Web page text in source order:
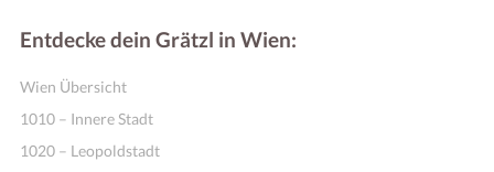
Entdecke dein Grätzl in Wien:
Wien Übersicht
1010 – Innere Stadt
1020 – Leopoldstadt